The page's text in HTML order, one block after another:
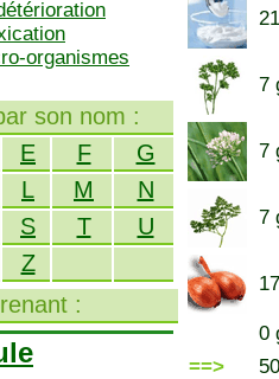
organismes
son nom :
E F
G
L M
N
S T
U
Z
:
7
7
7
0
==>